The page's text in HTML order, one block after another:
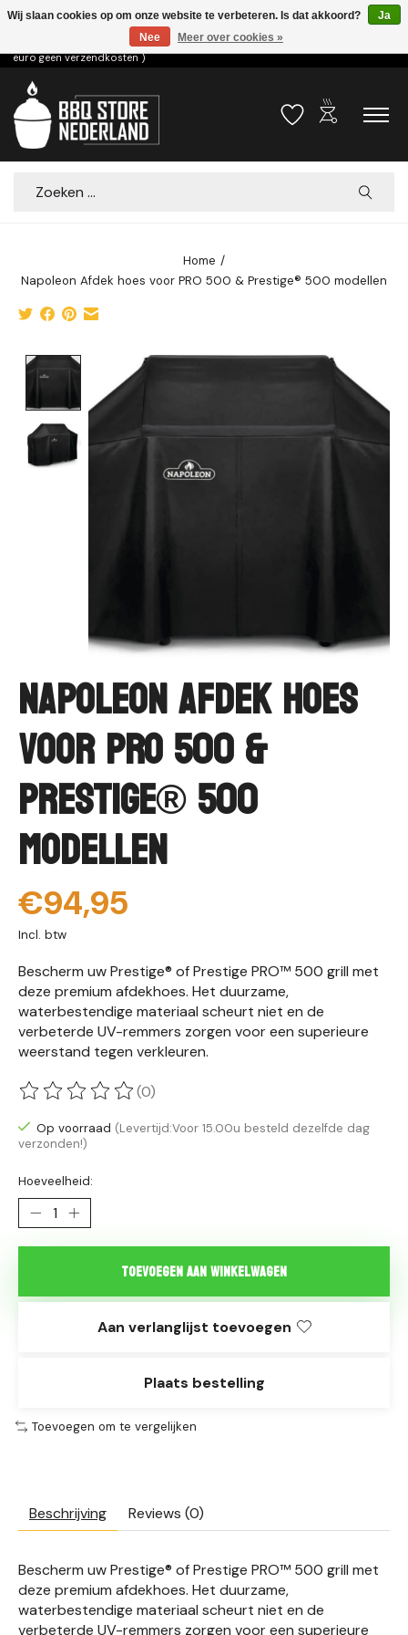
Voor 15.00u besteld dezelfde dag verzonden! ( 6,95 verzendkosten, vanaf 75
euro geen verzendkosten )
Verlanglijst
outdoor_grill
Zoeken
Home /
Napoleon Afdek hoes voor PRO 500 & Prestige® 500 modellen
Product image slideshow Items
Napoleon Afdek hoes
voor PRO 500 &
Prestige® 500
modellen
€94,95
Incl. btw
Bescherm uw Prestige® of Prestige PRO™ 500 grill met
deze premium afdekhoes. Het duurzame,
waterbestendige materiaal scheurt niet en de
verbeterde UV-remmers zorgen voor een superieure
weerstand tegen verkleuren.
De beoordeling van dit product is
(0)
Op voorraad (Levertijd:Voor 15.00u besteld dezelfde dag
verzonden!)
Hoeveelheid:
Toevoegen aan winkelwagen
Aan verlanglijst toevoegen
Plaats bestelling
Toevoegen om te vergelijken
Beschrijving Reviews (0)
Bescherm uw Prestige® of Prestige PRO™ 500 grill met
deze premium afdekhoes. Het duurzame,
waterbestendige materiaal scheurt niet en de
verbeterde UV-remmers zorgen voor een superieure
Wij slaan cookies op om onze website te verbeteren. Is dat akkoord?
Ja
Nee
Meer over cookies »